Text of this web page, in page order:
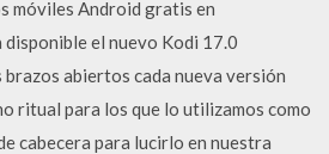
móviles Android gratis en
el nuevo Kodi 17.0
abiertos cada nueva versión
ritual para los que lo utilizamos como
cabecera para lucirlo en nuestra